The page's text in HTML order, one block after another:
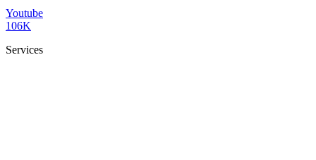
Youtube
106K
Services